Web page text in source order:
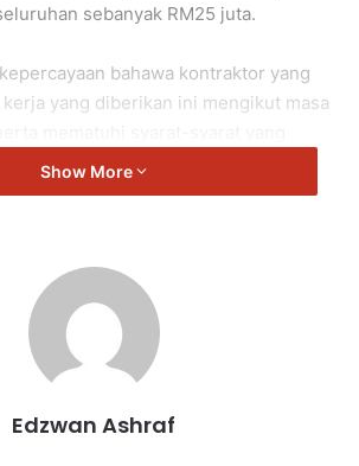
sebanyak RM25 juta.
bahawa kontraktor yang
yang diberikan ini mengikut masa
mereka.
aduan, saya akan meminta pihak
(JKR) supaya mengemaskini laporan
kata Aminuddin.
Show More
Edzwan Ashraf